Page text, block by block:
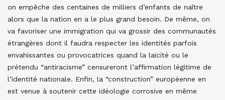
on empêche des centaines de milliers d’enfants de naître
alors que la nation en a le plus grand besoin. De même, on
va favoriser une immigration qui va grossir des communautés
étrangères dont il faudra respecter les identités parfois
envahissantes ou provocatrices quand la laïcité ou le
prétendu “antiracisme” censureront l’affirmation légitime de
l’identité nationale. Enfin, la “construction” européenne en
est venue à soutenir cette idéologie corrosive en même